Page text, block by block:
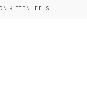
KITTENHEELS